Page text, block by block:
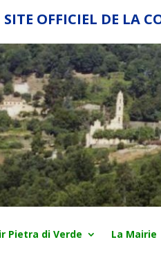
SITE OFFICIEL DE LA
Pietra di Verde La Mairie